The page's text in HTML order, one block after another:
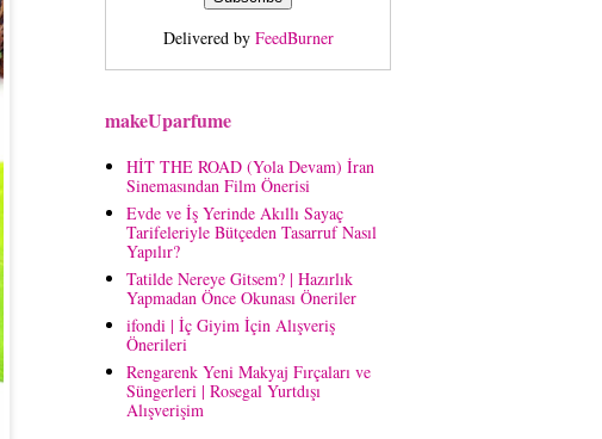
Delivered by FeedBurner
makeUparfume
HİT THE ROAD (Yola Devam) İran
Sinemasından Film Önerisi
Evde ve İş Yerinde Akıllı Sayaç
Tarifeleriyle Bütçeden Tasarruf Nasıl
Yapılır?
Tatilde Nereye Gitsem? | Hazırlık
Yapmadan Önce Okunası Öneriler
ifondi | İç Giyim İçin Alışveriş
Önerileri
Rengarenk Yeni Makyaj Fırçaları ve
Süngerleri | Rosegal Yurtdışı
Alışverişim